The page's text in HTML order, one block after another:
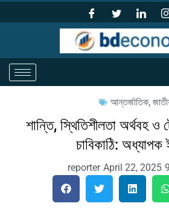
আন্তর্জাতিক,
শান্তি, স্থিতিশীলতা অর্থবহ
চাবিকাঠি:
reporter April 22, 2025